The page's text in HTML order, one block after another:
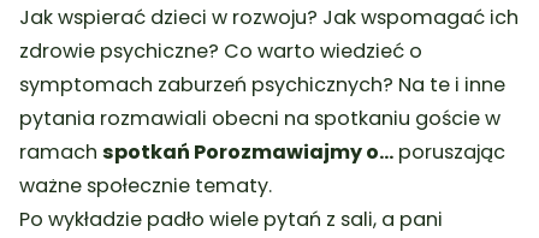
Jak wspierać dzieci w rozwoju? Jak wspomagać ich
zdrowie psychiczne? Co warto wiedzieć o
symptomach zaburzeń psychicznych? Na te i inne
pytania rozmawiali obecni na spotkaniu goście w
ramachspotkań Porozmawiajmy o… poruszając
ważne społecznie tematy.
Po wykładzie padło wiele pytań z sali, a pani